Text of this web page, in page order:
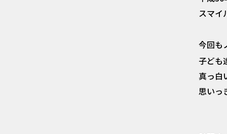
スマイ
今回も
子ども
真っ白
思いっ